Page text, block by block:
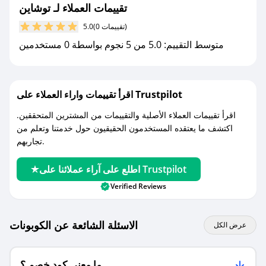
مع صحصح، تسوق بذكاء ووفّر على كل مشترياتك مع
تقييمات العملاء لـ توشاين
5.0 (0 تقييمات)
متوسط التقييم: 5.0 من 5 نجوم بواسطة 0 مستخدمين
اقرأ تقييمات واراء العملاء على Trustpilot
اقرأ تقييمات العملاء الأصلية والتقييمات من المشترين المتحققين.
اكتشف ما يعتقده المستخدمون الحقيقيون حول خدمتنا وتعلم من
تجاربهم.
اطلع على آراء عملائنا على Trustpilot
Verified Reviews
الاسئلة الشائعة عن الكوبونات عرض الكل